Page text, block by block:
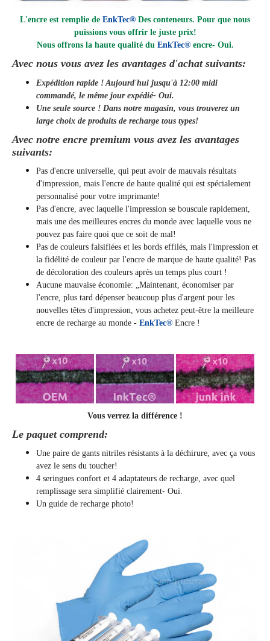
L'encre est remplie de EnkTec® Des conteneurs. Pour que nous
puissions vous offrir le juste prix!
Nous offrons la haute qualité du EnkTec®encre- Oui.
Avec nous vous avez les avantages d'achat suivants:
Expédition rapide ! Aujourd'hui jusqu'à 12:00 midi
commandé, le même jourexpédié- Oui.
Une seule source ! Dans notre magasin, vous trouverez un
large choix de produits de recharge tous types!
Avec notre encre premium vous avez les avantages
suivants:
Pas d'encre universelle, qui peut avoir de mauvais résultats
d'impression, mais l'encre de haute qualité qui est spécialement
personnalisé pour votre imprimante!
Pas d'encre, avec laquelle l'impression se bouscule rapidement,
mais une des meilleures encres du monde avec laquelle vous ne
pouvez pas faire quoi que ce soit de mal!
Pas de couleurs falsifiées et les bords effilés, mais l'impression et
la fidélité de couleur par l'encre de marque de haute qualité! Pas
de décoloration des couleurs après un temps plus court !
Aucune mauvaise économie: „Maintenant, économiser par
l'encre, plus tard dépenser beaucoup plus d'argent pour les
nouvelles têtes d'impression, vous achetez peut-être la meilleure
encre de recharge au monde - EnkTec® Encre !
Vous verrez la différence !
Le paquet comprend:
Une paire de gants nitriles résistants à la déchirure, avec ça vous
avez le sens du toucher!
4 seringues confort et 4 adaptateurs de recharge, avec quel
remplissage sera simplifié clairement- Oui.
Un guide de recharge photo!